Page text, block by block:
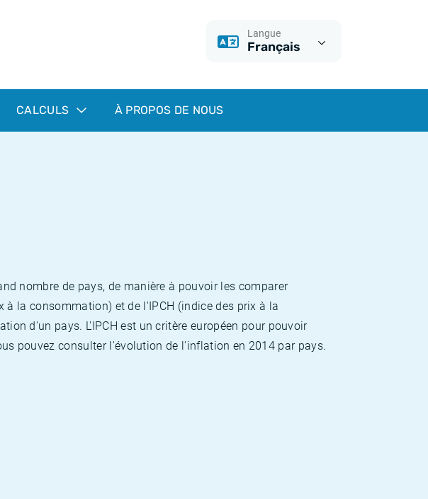
Langue
Français
CALCULS À PROPOS DE NOUS
nombre de pays, de manière à pouvoir les comparer
la consommation) et de l'IPCH (indice des prix à la
d'un pays. L'IPCH est un critère européen pour pouvoir
pouvez consulter l'évolution de l'inflation en 2014 par pays.